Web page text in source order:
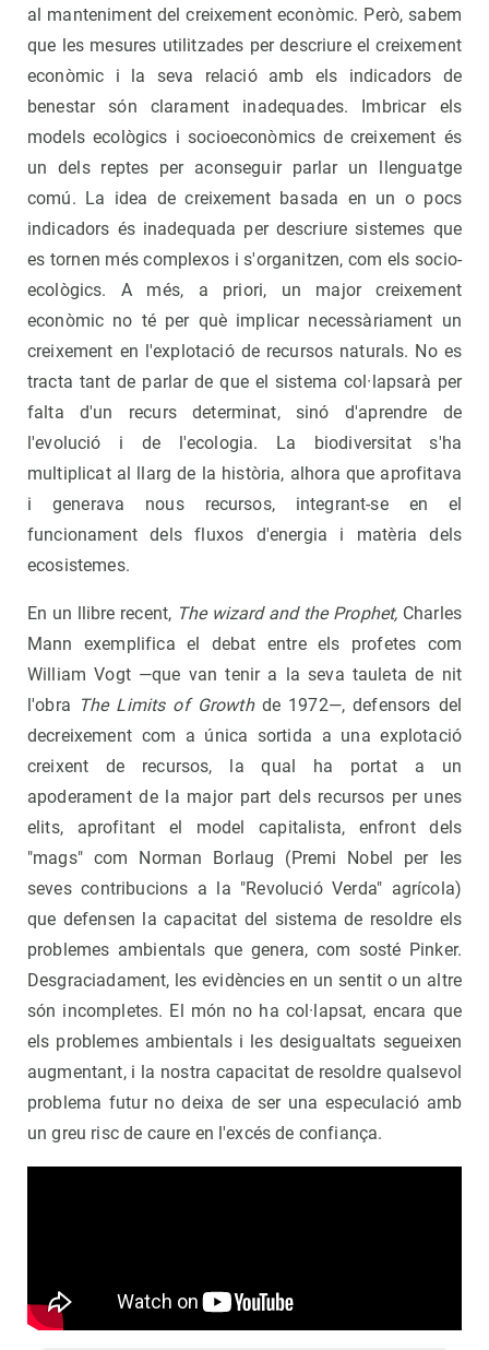
al manteniment del creixement econòmic. Però, sabem
que les mesures utilitzades per descriure el creixement
econòmic i la seva relació amb els indicadors de
benestar són clarament inadequades. Imbricar els
models ecològics i socioeconòmics de creixement és
un dels reptes per aconseguir parlar un llenguatge
comú. La idea de creixement basada en un o pocs
indicadors és inadequada per descriure sistemes que
es tornen més complexos i s'organitzen, com els socio-
ecològics. A més, a priori, un major creixement
econòmic no té per què implicar necessàriament un
creixement en l'explotació de recursos naturals. No es
tracta tant de parlar de que el sistema col·lapsarà per
falta d'un recurs determinat, sinó d'aprendre de
l'evolució i de l'ecologia. La biodiversitat s'ha
multiplicat al llarg de la història, alhora que aprofitava
i generava nous recursos, integrant-se en el
funcionament dels fluxos d'energia i matèria dels
ecosistemes.
En un llibre recent, The wizard and the Prophet, Charles
Mann exemplifica el debat entre els profetes com
William Vogt —que van tenir a la seva tauleta de nit
l'obra The Limits of Growthde 1972—, defensors del
decreixement com a única sortida a una explotació
creixent de recursos, la qual ha portat a un
apoderament de la major part dels recursos per unes
elits, aprofitant el model capitalista, enfront dels
"mags" com Norman Borlaug (Premi Nobel per les
seves contribucions a la "Revolució Verda" agrícola)
que defensen la capacitat del sistema de resoldre els
problemes ambientals que genera, com sosté Pinker.
Desgraciadament, les evidències en un sentit o un altre
són incompletes. El món no ha col·lapsat, encara que
els problemes ambientals i les desigualtats segueixen
augmentant, i la nostra capacitat de resoldre qualsevol
problema futur no deixa de ser una especulació amb
un greu risc de caure en l'excés de confiança.